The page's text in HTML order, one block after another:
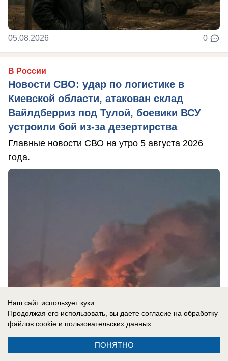
05.08.2026 0
В России
Новости СВО: удар по логистике в
Киевской области, атакован склад
Вайлдберриз под Тулой, боевики ВСУ
устроили бой из-за дезертирства
Главные новости СВО на утро 5 августа 2026
года.
Наш сайт использует куки.
Продолжая его использовать, вы даете согласие на обработку
файлов cookie и пользовательских данных.
ПОНЯТНО